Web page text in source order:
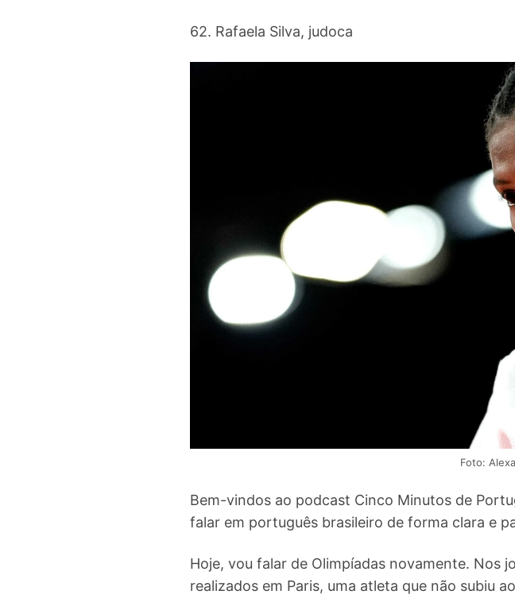
62. Rafaela Silva, judoca
Foto:
Bem-vindos ao podcast Cinco Minutos de
falar em português brasileiro de forma clara e
Hoje, vou falar de Olimpíadas novamente. Nos
realizados em Paris, uma atleta que não subiu